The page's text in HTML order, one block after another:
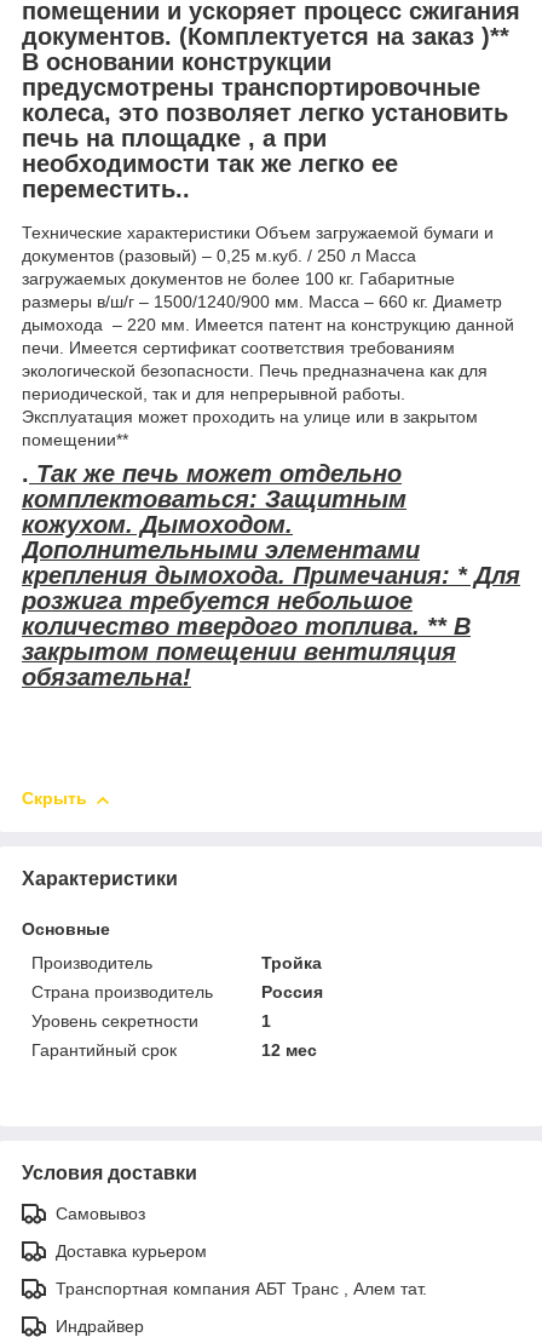
помещении и ускоряет процесс сжигания
документов. (Комплектуется на заказ )**
В основании конструкции
предусмотрены транспортировочные
колеса, это позволяет легко установить
печь на площадке , а при
необходимости так же легко ее
переместить..
Технические характеристики Объем загружаемой бумаги и
документов (разовый) – 0,25 м.куб. / 250 л Масса
загружаемых документов не более 100 кг. Габаритные
размеры в/ш/г – 1500/1240/900 мм. Масса – 660 кг. Диаметр
дымохода – 220 мм. Имеется патент на конструкцию данной
печи. Имеется сертификат соответствия требованиям
экологической безопасности. Печь предназначена как для
периодической, так и для непрерывной работы.
Эксплуатация может проходить на улице или в закрытом
помещении**
. Так же печь может отдельно
комплектоваться: Защитным
кожухом. Дымоходом.
Дополнительными элементами
крепления дымохода. Примечания: * Для
розжига требуется небольшое
количество твердого топлива. ** В
закрытом помещении вентиляция
обязательна!
Скрыть
Характеристики
Основные
Производитель
Тройка
Страна производитель
Россия
Уровень секретности
1
Гарантийный срок
12 мес
Условия доставки
Самовывоз
Доставка курьером
Транспортная компания АБТ Транс , Алем тат.
Индрайвер